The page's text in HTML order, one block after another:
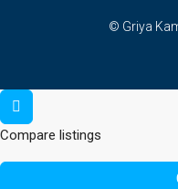
© Griya
Compare listings